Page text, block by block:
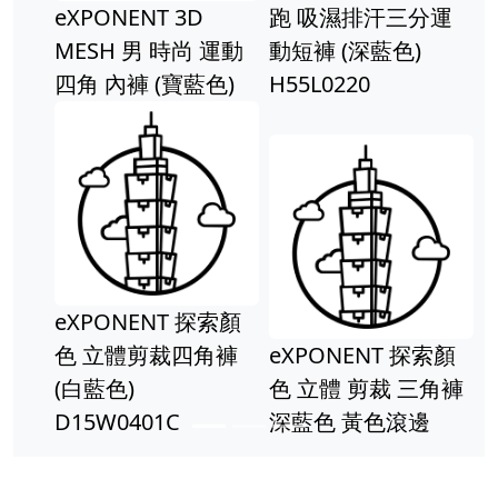
eXPONENT 3D
MESH 男 時尚 運動
四角 內褲 (寶藍色)
跑 吸濕排汗三分運
動短褲 (深藍色)
H55L0220
eXPONENT 探索顏
色 立體剪裁四角褲
(白藍色)
D15W0401C
eXPONENT 探索顏
色 立體 剪裁 三角褲
深藍色 黃色滾邊